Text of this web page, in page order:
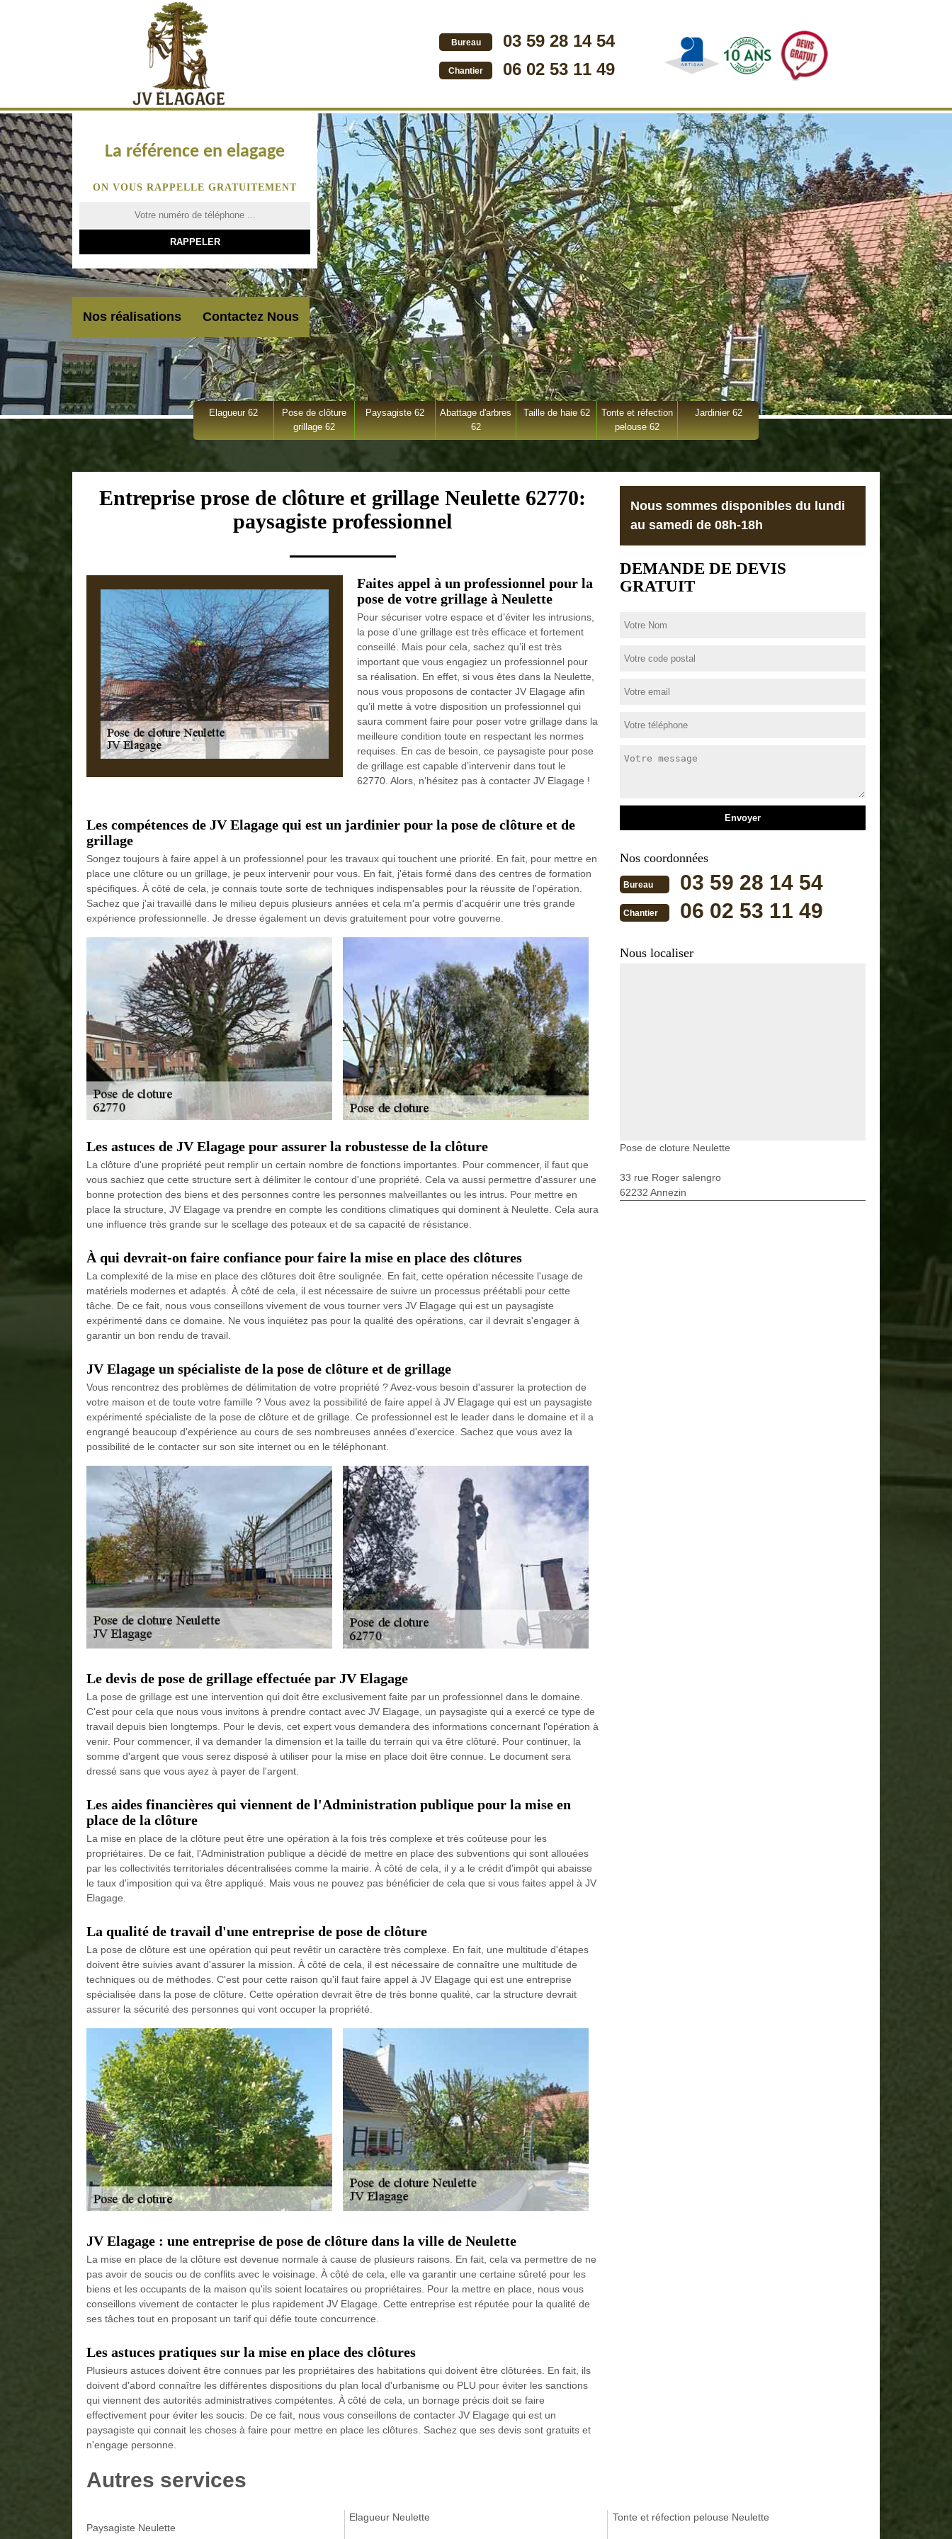
Bureau 03 59 28 14 54
Chantier 06 02 53 11 49
La référence en elagage
ON VOUS RAPPELLE GRATUITEMENT
Nos réalisations Contactez Nous
Elagueur 62
Pose de clôture
grillage 62
Paysagiste 62
Abattage d'arbres
62
Taille de haie 62
Tonte et réfection
pelouse 62
Jardinier 62
Entreprise prose de clôture et grillage Neulette 62770:
paysagiste professionnel
Faites appel à un professionnel pour la
pose de votre grillage à Neulette
Pour sécuriser votre espace et d’éviter les intrusions,
la pose d’une grillage est très efficace et fortement
conseillé. Mais pour cela, sachez qu’il est très
important que vous engagiez un professionnel pour
sa réalisation. En effet, si vous êtes dans la Neulette,
nous vous proposons de contacter JV Elagage afin
qu’il mette à votre disposition un professionnel qui
saura comment faire pour poser votre grillage dans la
meilleure condition toute en respectant les normes
requises. En cas de besoin, ce paysagiste pour pose
de grillage est capable d’intervenir dans tout le
62770. Alors, n’hésitez pas à contacter JV Elagage !
Les compétences de JV Elagage qui est un jardinier pour la pose de clôture et de
grillage
Songez toujours à faire appel à un professionnel pour les travaux qui touchent une priorité. En fait, pour mettre en
place une clôture ou un grillage, je peux intervenir pour vous. En fait, j'étais formé dans des centres de formation
spécifiques. À côté de cela, je connais toute sorte de techniques indispensables pour la réussite de l'opération.
Sachez que j'ai travaillé dans le milieu depuis plusieurs années et cela m'a permis d'acquérir une très grande
expérience professionnelle. Je dresse également un devis gratuitement pour votre gouverne.
Les astuces de JV Elagage pour assurer la robustesse de la clôture
La clôture d'une propriété peut remplir un certain nombre de fonctions importantes. Pour commencer, il faut que
vous sachiez que cette structure sert à délimiter le contour d'une propriété. Cela va aussi permettre d'assurer une
bonne protection des biens et des personnes contre les personnes malveillantes ou les intrus. Pour mettre en
place la structure, JV Elagage va prendre en compte les conditions climatiques qui dominent à Neulette. Cela aura
une influence très grande sur le scellage des poteaux et de sa capacité de résistance.
À qui devrait-on faire confiance pour faire la mise en place des clôtures
La complexité de la mise en place des clôtures doit être soulignée. En fait, cette opération nécessite l'usage de
matériels modernes et adaptés. À côté de cela, il est nécessaire de suivre un processus préétabli pour cette
tâche. De ce fait, nous vous conseillons vivement de vous tourner vers JV Elagage qui est un paysagiste
expérimenté dans ce domaine. Ne vous inquiétez pas pour la qualité des opérations, car il devrait s'engager à
garantir un bon rendu de travail.
JV Elagage un spécialiste de la pose de clôture et de grillage
Vous rencontrez des problèmes de délimitation de votre propriété ? Avez-vous besoin d'assurer la protection de
votre maison et de toute votre famille ? Vous avez la possibilité de faire appel à JV Elagage qui est un paysagiste
expérimenté spécialiste de la pose de clôture et de grillage. Ce professionnel est le leader dans le domaine et il a
engrangé beaucoup d'expérience au cours de ses nombreuses années d'exercice. Sachez que vous avez la
possibilité de le contacter sur son site internet ou en le téléphonant.
Le devis de pose de grillage effectuée par JV Elagage
La pose de grillage est une intervention qui doit être exclusivement faite par un professionnel dans le domaine.
C'est pour cela que nous vous invitons à prendre contact avec JV Elagage, un paysagiste qui a exercé ce type de
travail depuis bien longtemps. Pour le devis, cet expert vous demandera des informations concernant l'opération à
venir. Pour commencer, il va demander la dimension et la taille du terrain qui va être clôturé. Pour continuer, la
somme d'argent que vous serez disposé à utiliser pour la mise en place doit être connue. Le document sera
dressé sans que vous ayez à payer de l'argent.
Les aides financières qui viennent de l'Administration publique pour la mise en
place de la clôture
La mise en place de la clôture peut être une opération à la fois très complexe et très coûteuse pour les
propriétaires. De ce fait, l'Administration publique a décidé de mettre en place des subventions qui sont allouées
par les collectivités territoriales décentralisées comme la mairie. À côté de cela, il y a le crédit d'impôt qui abaisse
le taux d'imposition qui va être appliqué. Mais vous ne pouvez pas bénéficier de cela que si vous faites appel à JV
Elagage.
La qualité de travail d'une entreprise de pose de clôture
La pose de clôture est une opération qui peut revêtir un caractère très complexe. En fait, une multitude d'étapes
doivent être suivies avant d'assurer la mission. À côté de cela, il est nécessaire de connaître une multitude de
techniques ou de méthodes. C'est pour cette raison qu'il faut faire appel à JV Elagage qui est une entreprise
spécialisée dans la pose de clôture. Cette opération devrait être de très bonne qualité, car la structure devrait
assurer la sécurité des personnes qui vont occuper la propriété.
JV Elagage : une entreprise de pose de clôture dans la ville de Neulette
La mise en place de la clôture est devenue normale à cause de plusieurs raisons. En fait, cela va permettre de ne
pas avoir de soucis ou de conflits avec le voisinage. À côté de cela, elle va garantir une certaine sûreté pour les
biens et les occupants de la maison qu'ils soient locataires ou propriétaires. Pour la mettre en place, nous vous
conseillons vivement de contacter le plus rapidement JV Elagage. Cette entreprise est réputée pour la qualité de
ses tâches tout en proposant un tarif qui défie toute concurrence.
Les astuces pratiques sur la mise en place des clôtures
Plusieurs astuces doivent être connues par les propriétaires des habitations qui doivent être clôturées. En fait, ils
doivent d'abord connaître les différentes dispositions du plan local d'urbanisme ou PLU pour éviter les sanctions
qui viennent des autorités administratives compétentes. À côté de cela, un bornage précis doit se faire
effectivement pour éviter les soucis. De ce fait, nous vous conseillons de contacter JV Elagage qui est un
paysagiste qui connait les choses à faire pour mettre en place les clôtures. Sachez que ses devis sont gratuits et
n'engage personne.
Nous sommes disponibles du lundi
au samedi de 08h-18h
DEMANDE DE DEVIS
GRATUIT
Nos coordonnées
Bureau 03 59 28 14 54
Chantier 06 02 53 11 49
Nous localiser
Pose de cloture Neulette
33 rue Roger salengro
62232 Annezin
Autres services
Paysagiste Neulette
Elagueur Neulette Tonte et réfection pelouse Neulette